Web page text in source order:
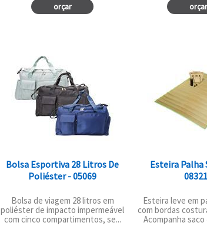
orçar orçar
Bolsa Esportiva 28 Litros De
Poliéster - 05069
Bolsa de viagem 28 litros em
poliéster de impacto impermeável
com cinco compartimentos, se...
Esteira
Esteira leve em
com bordas
Acompanha saco